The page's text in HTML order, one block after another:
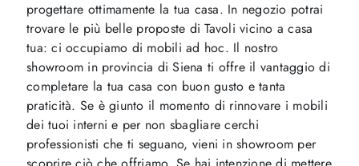
progettare ottimamente la tua casa. In negozio potrai
trovare le più belle proposte di Tavoli vicino a casa
tua: ci occupiamo di mobili ad hoc. Il nostro
showroom in provincia di Siena ti offre il vantaggio di
completare la tua casa con buon gusto e tanta
praticità. Se è giunto il momento di rinnovare i mobili
dei tuoi interni e per non sbagliare cerchi
professionisti che ti seguano, vieni in showroom per